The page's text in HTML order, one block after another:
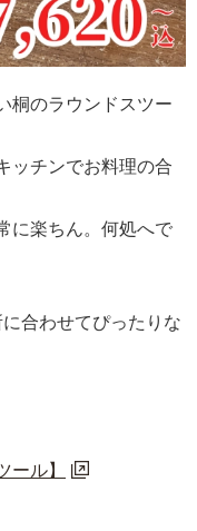
桐のラウンドスツー
ッチンでお料理の合
に楽ちん。何処へで
合わせてぴったりな
ール】